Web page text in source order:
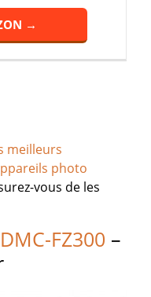
→
meilleurs
photo
vous de les
FZ300 –